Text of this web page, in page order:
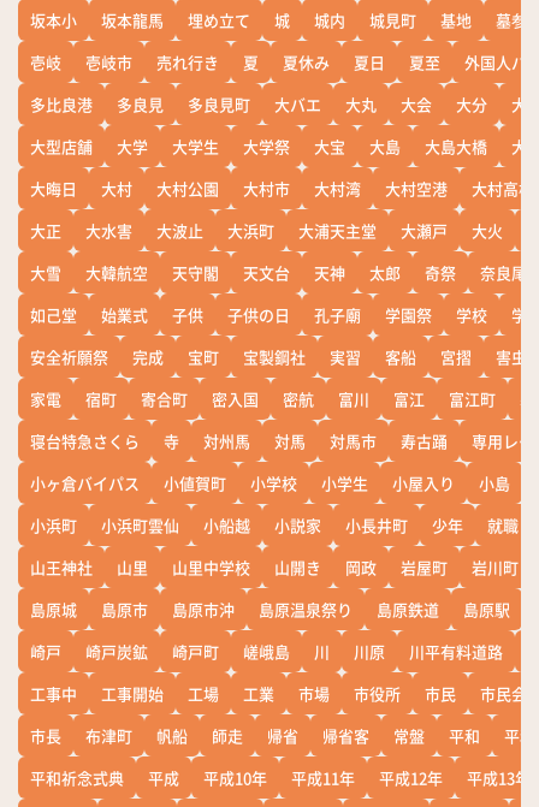
坂本小
坂本龍馬 埋め立て 城 城内 城見町 基地
墓参
壱岐
壱岐市 売れ行き 夏 夏休み 夏日 夏至
外国人バ
多比良港
多良見 多良見町 大バエ 大丸 大会 大分
大
大型店舗
大学 大学生 大学祭 大宝 大島 大島大橋
大
大晦日
大村 大村公園 大村市 大村湾 大村空港
大村高校
大正
大水害 大波止 大浜町 大浦天主堂 大瀬戸 大火
大雪
大韓航空 天守閣 天文台 天神 太郎 奇祭
奈良尾
如己堂
始業式 子供 子供の日 孔子廟 学園祭 学校
学
安全祈願祭
完成 宝町 宝製鋼社 実習 客船 宮摺
害虫
家電
宿町 寄合町 密入国 密航 富川 富江 富江町
寝台特急さくら
寺 対州馬 対馬 対馬市 寿古踊
専用レー
小ヶ倉バイパス
小値賀町 小学校 小学生 小屋入り 小島
小浜町
小浜町雲仙 小船越 小説家 小長井町 少年
就職
山王神社
山里 山里中学校 山開き 岡政 岩屋町
岩川町
島原城
島原市 島原市沖 島原温泉祭り 島原鉄道 島原駅
崎戸
崎戸炭鉱 崎戸町 嵯峨島 川 川原 川平有料道路
工事中
工事開始 工場 工業 市場 市役所 市民
市民会
市長
布津町 帆船 師走 帰省 帰省客 常盤 平和
平
平和祈念式典
平成 平成10年 平成11年 平成12年
平成13年